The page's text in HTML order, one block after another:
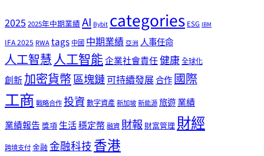
2025 2025年中期業績AI Bybitcategories ESG IBM
IFA 2025 RWAtags 中國 中期業績 亞洲 人事任命
人工智慧人工智能企業社會責任健康全球化
創新加密貨幣區塊鏈可持續發展合作國際
工商 戰略合作投資數字資產新加坡新能源旅遊業績
業績報告 獎項生活穩定幣融資 財報 財富管理 財經
跨境支付金融 金融科技 香港